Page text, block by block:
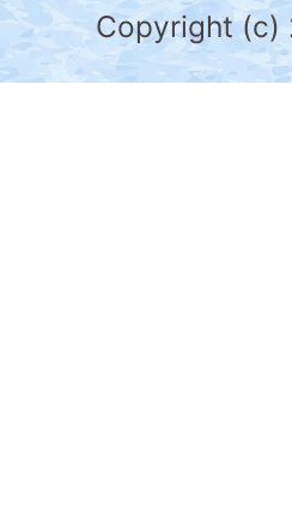
県
の
Copyright (c)